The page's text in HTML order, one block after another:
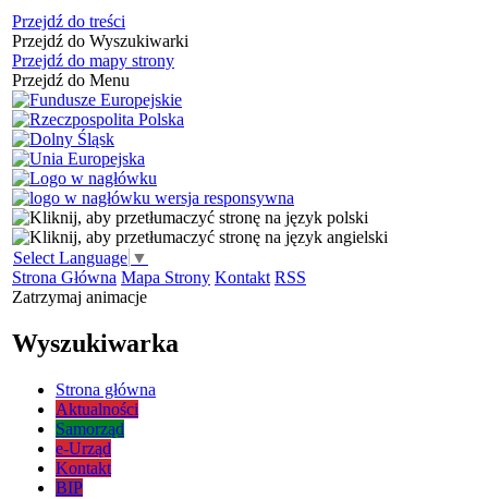
Przejdź do treści
Przejdź do Wyszukiwarki
Przejdź do mapy strony
Przejdź do Menu
Select Language ▼
Strona Główna Mapa Strony Kontakt RSS
Zatrzymaj animacje
Wyszukiwarka
Strona główna
Aktualności
Samorząd
e-Urząd
Kontakt
BIP